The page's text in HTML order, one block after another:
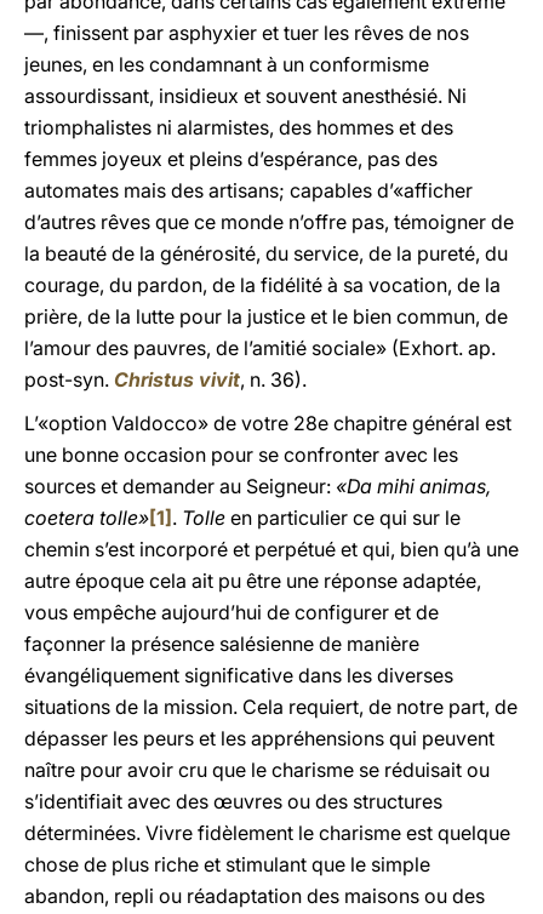
—, finissent par asphyxier et tuer les rêves de nos
jeunes, en les condamnant à un conformisme
assourdissant, insidieux et souvent anesthésié. Ni
triomphalistes ni alarmistes, des hommes et des
femmes joyeux et pleins d’espérance, pas des
automates mais des artisans; capables d’«afficher
d’autres rêves que ce monde n’offre pas, témoigner de
la beauté de la générosité, du service, de la pureté, du
courage, du pardon, de la fidélité à sa vocation, de la
prière, de la lutte pour la justice et le bien commun, de
l’amour des pauvres, de l’amitié sociale» (Exhort. ap.
post-syn. Christus vivit, n. 36).
L’«option Valdocco» de votre 28e chapitre général est
une bonne occasion pour se confronter avec les
sources et demander au Seigneur: «Da mihi animas,
coetera tolle»[1] . Tolle en particulier ce qui sur le
chemin s’est incorporé et perpétué et qui, bien qu’à une
autre époque cela ait pu être une réponse adaptée,
vous empêche aujourd’hui de configurer et de
façonner la présence salésienne de manière
évangéliquement significative dans les diverses
situations de la mission. Cela requiert, de notre part, de
dépasser les peurs et les appréhensions qui peuvent
naître pour avoir cru que le charisme se réduisait ou
s’identifiait avec des œuvres ou des structures
déterminées. Vivre fidèlement le charisme est quelque
chose de plus riche et stimulant que le simple
abandon, repli ou réadaptation des maisons ou des